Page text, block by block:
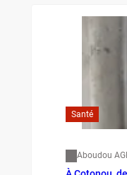
Santé
Aboudou